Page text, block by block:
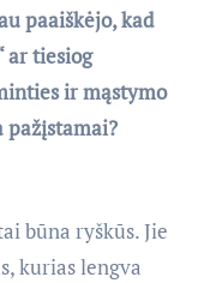
paaiškėjo, kad
ar tiesiog
ir mąstymo
pažįstamai?
būna ryškūs. Jie
kurias lengva